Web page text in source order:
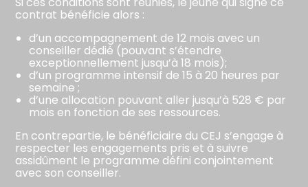
contrat bénéficie alors :
d’un accompagnement de 12 mois avec un
conseiller dédié (pouvant s’étendre
exceptionnellement jusqu’à 18 mois);
d’un programme intensif de 15 à 20 heures par
semaine ;
d’une allocation pouvant aller jusqu’à 528 € par
mois en fonction de ses ressources.
En contrepartie, le bénéficiaire du CEJ s’engage à
respecter les engagements pris et à suivre
assidûment le programme défini conjointement
avec son conseiller.